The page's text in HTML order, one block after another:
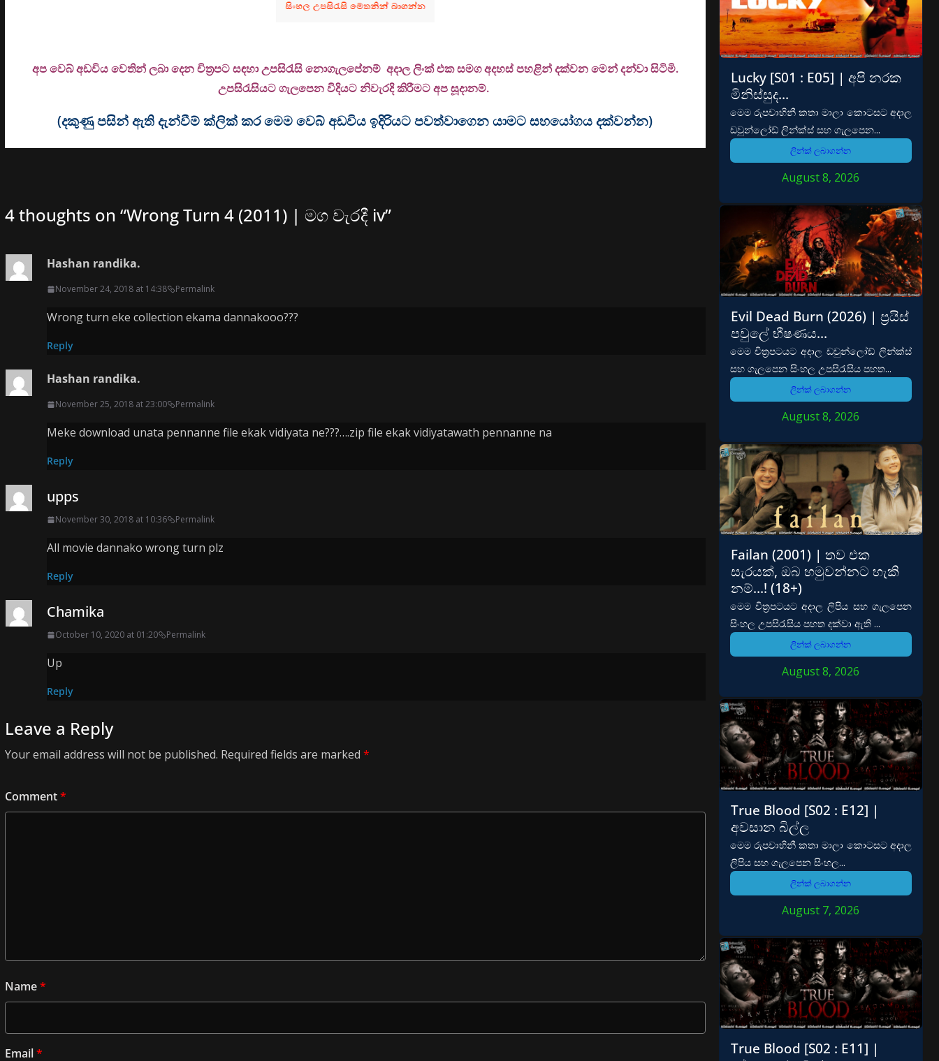
අප වෙබ් අඩවිය වෙතින් ලබා දෙන චිත්‍රපට සඳහා උපසිරැසි නොගැලපේනම් අදාල ලිංක් එක සමග අදහස් පහළින් දක්වන මෙන් දන්වා සිටිමි.
උපසිරැසියට ගැලපෙන විදියට නිවැරදි කිරීමට අප සූදානම්.
(දකුණු පසින් ඇති දැන්වීම් ක්ලික් කර මෙම වෙබ් අඩවිය ඉදිරියට පවත්වාගෙන යාමට සහයෝගය දක්වන්න)
4 thoughts on “Wrong Turn 4 (2011) | මග වැරදී iv”
Hashan randika.
November 24, 2018 at 14:38 Permalink
Wrong turn eke collection ekama dannakooo???
Reply
Hashan randika.
November 25, 2018 at 23:00 Permalink
Meke download unata pennanne file ekak vidiyata ne???….zip file ekak vidiyatawath pennanne na
Reply
upps
November 30, 2018 at 10:36 Permalink
All movie dannako wrong turn plz
Reply
Chamika
October 10, 2020 at 01:20 Permalink
Up
Reply
Leave a Reply
Your email address will not be published. Required fields are marked *
Comment*
Name*
Email*
Lucky [S01 : E05] | අපි නරක
මිනිස්සුද…
මෙම රුපවාහිනී කතා මාලා කොටසට අදාල
ඩවුන්ලෝඩ් ලින්ක්ස් සහ ගැලපෙන...
ලින්ක් ලබාගන්න
August 8, 2026
Evil Dead Burn (2026) | ප්‍රයිස්
පවුලේ භීෂණය…
මෙම චිත්‍රපටයට අදාල ඩවුන්ලෝඩ් ලින්ක්ස්
සහ ගැලපෙන සිංහල උපසිරැසිය පහත...
ලින්ක් ලබාගන්න
August 8, 2026
Failan (2001) | තව එක
සැරයක්, ඔබ හමුවන්නට හැකි
නම්…! (18+)
මෙම චිත්‍රපටයට අදාල ලිපිය සහ ගැලපෙන
සිංහල උපසිරැසිය පහත දක්වා ඇති ...
ලින්ක් ලබාගන්න
August 8, 2026
True Blood [S02 : E12] |
අවසාන බිල්ල
මෙම රුපවාහිනී කතා මාලා කොටසට අදාල
ලිපිය සහ ගැලපෙන සිංහල...
ලින්ක් ලබාගන්න
August 7, 2026
True Blood [S02 : E11] |